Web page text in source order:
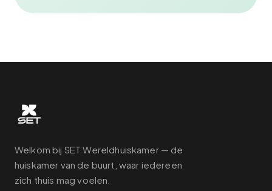
Welkom bij SET Wereldhuiskamer — de
huiskamer van de buurt, waar iedereen
zich thuis mag voelen.